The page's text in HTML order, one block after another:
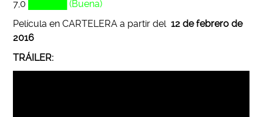
7,0
██████ (Buena)
Película en CARTELERA a partir del 12 de febrero de
2016
TRÁILER: